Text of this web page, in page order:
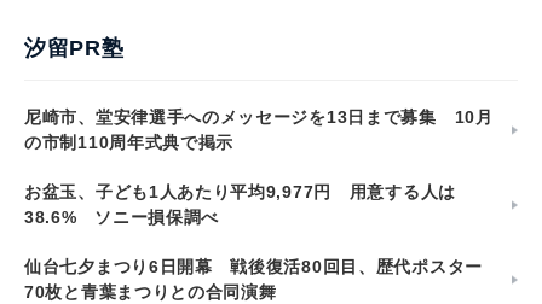
汐留PR塾
尼崎市、堂安律選手へのメッセージを13日まで募集 10月
の市制110周年式典で掲示
お盆玉、子ども1人あたり平均9,977円 用意する人は
38.6% ソニー損保調べ
仙台七夕まつり6日開幕 戦後復活80回目、歴代ポスター
70枚と青葉まつりとの合同演舞